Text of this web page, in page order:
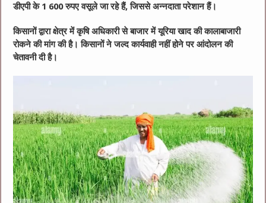
डीएपी के 1 600 रुपए वसूले जा रहे हैं, जिससे अन्नदाता परेशान हैं।
किसानों द्वारा क्षेत्र में कृषि अधिकारी से बाजार में यूरिया खाद की कालाबाजारी
रोकने की मांग की है। किसानों ने जल्द कार्यवाही नहीं होने पर आंदोलन की
चेतावनी दी है।